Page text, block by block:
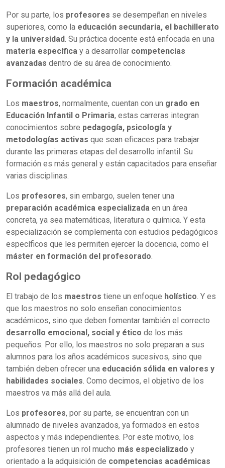
Por su parte, los profesores se desempeñan en niveles
superiores, como la educación secundaria, el bachillerato
y la universidad. Su práctica docente está enfocada en una
materia específica y a desarrollar competencias
avanzadas dentro de su área de conocimiento.
Formación académica
Los maestros, normalmente, cuentan con un grado en
Educación Infantil o Primaria, estas carreras integran
conocimientos sobre pedagogía, psicología y
metodologías activas que sean eficaces para trabajar
durante las primeras etapas del desarrollo infantil. Su
formación es más general y están capacitados para enseñar
varias disciplinas.
Los profesores, sin embargo, suelen tener una
preparación académica especializada en un área
concreta, ya sea matemáticas, literatura o química. Y esta
especialización se complementa con estudios pedagógicos
específicos que les permiten ejercer la docencia, como el
máster en formación del profesorado.
Rol pedagógico
El trabajo de los maestros tiene un enfoque holístico. Y es
que los maestros no solo enseñan conocimientos
académicos, sino que deben fomentar también el correcto
desarrollo emocional, social y ético de los más
pequeños. Por ello, los maestros no solo preparan a sus
alumnos para los años académicos sucesivos, sino que
también deben ofrecer una educación sólida en valores y
habilidades sociales. Como decimos, el objetivo de los
maestros va más allá del aula.
Los profesores, por su parte, se encuentran con un
alumnado de niveles avanzados, ya formados en estos
aspectos y más independientes. Por este motivo, los
profesores tienen un rol mucho más especializado y
orientado a la adquisición de competencias académicas